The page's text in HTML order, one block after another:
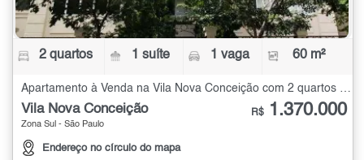
2 quartos 1 suíte 1 vaga 60 m²
Apartamento à Venda na Vila Nova Conceição com 2 quartos - 60 m²
Vila Nova Conceição
Zona Sul - São Paulo
Endereço no círculo do mapa
R$ 1.370.000